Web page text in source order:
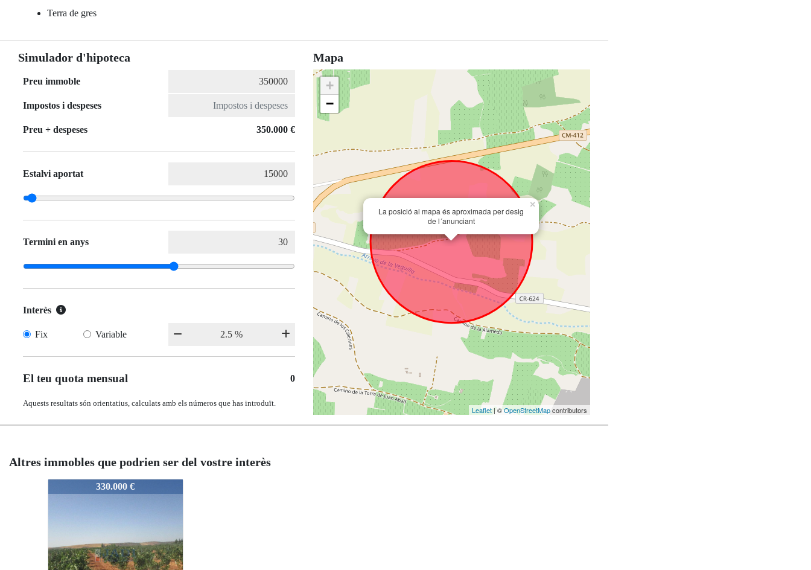
Terra de gres
Simulador d'hipoteca
Preu immoble
Impostos i despeses
Preu + despeses 350.000 €
Estalvi aportat
Termini en anys
Interès
Fix Variable
El teu quota mensual 0
Aquests resultats són orientatius, calculats amb els números que has introduït.
Mapa
La posició al mapa és aproximada per desig
de l´anunciant
×
+
−
Leaflet| ©OpenStreetMapcontributors
Altres immobles que podrien ser del vostre interès
330.000 €